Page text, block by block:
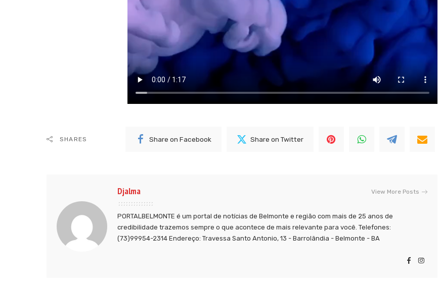
SHARES Share on Facebook Share on Twitter
Djalma View More Posts
PORTALBELMONTE é um portal de notícias de Belmonte e região com mais de 25 anos de
credibilidade trazemos sempre o que acontece de mais relevante para você. Telefones:
(73)99954-2314 Endereço: Travessa Santo Antonio, 13 - Barrolândia - Belmonte - BA